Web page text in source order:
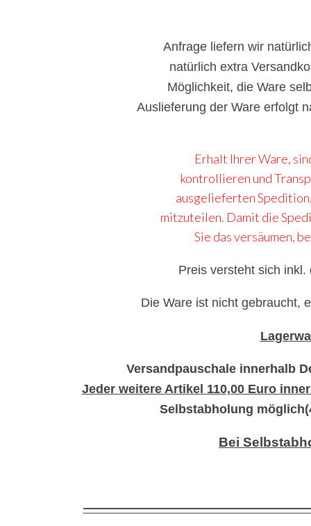
Anfrage liefern wir
natürlich extra
Möglichkeit, die Ware
Auslieferung der Ware erfolgt
Erhalt Ihrer Ware,
kontrollieren und
ausgelieferten
mitzuteilen. Damit die
Sie das versäumen,
Preis versteht sich
Die Ware ist nicht gebraucht,
Versandpauschale innerhalb
Jeder weitere Artikel 110,00 Euro
Selbstabholung
Bei